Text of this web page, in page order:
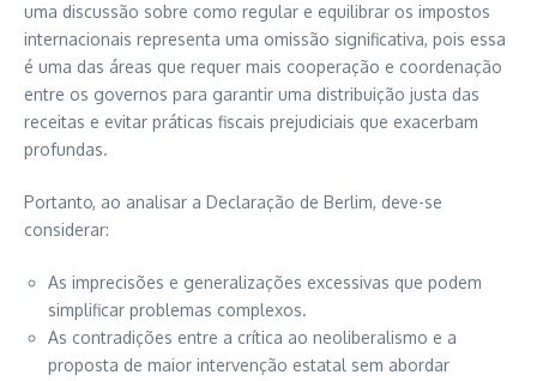
uma discussão sobre como regular e equilibrar os impostos
internacionais representa uma omissão significativa, pois essa
é uma das áreas que requer mais cooperação e coordenação
entre os governos para garantir uma distribuição justa das
receitas e evitar práticas fiscais prejudiciais que exacerbam
profundas.
Portanto, ao analisar a Declaração de Berlim, deve-se
considerar:
As imprecisões e generalizações excessivas que podem
simplificar problemas complexos.
As contradições entre a crítica ao neoliberalismo e a
proposta de maior intervenção estatal sem abordar